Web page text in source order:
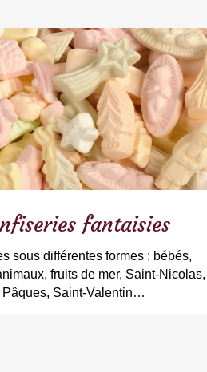
fantaisies
sous différentes formes : bébés,
fruits de mer, Saint-Nicolas,
Pâques, Saint-Valentin…